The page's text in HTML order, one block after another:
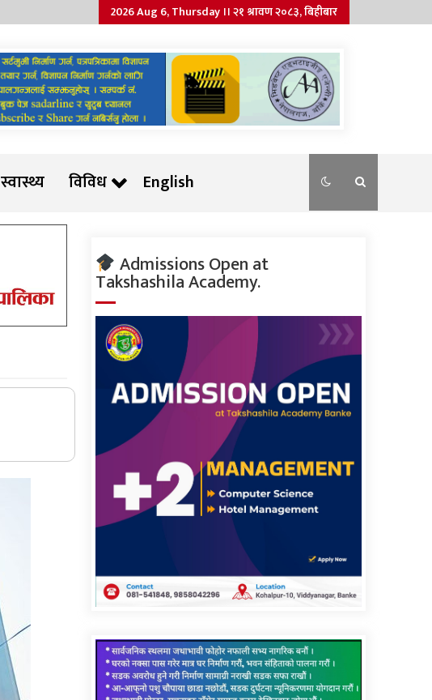
2026 Aug 6, Thursday ।। २१ श्रावण २०८३, बिहीबार
स्वास्थ्य विविध English
Admissions Open at
Takshashila Academy.